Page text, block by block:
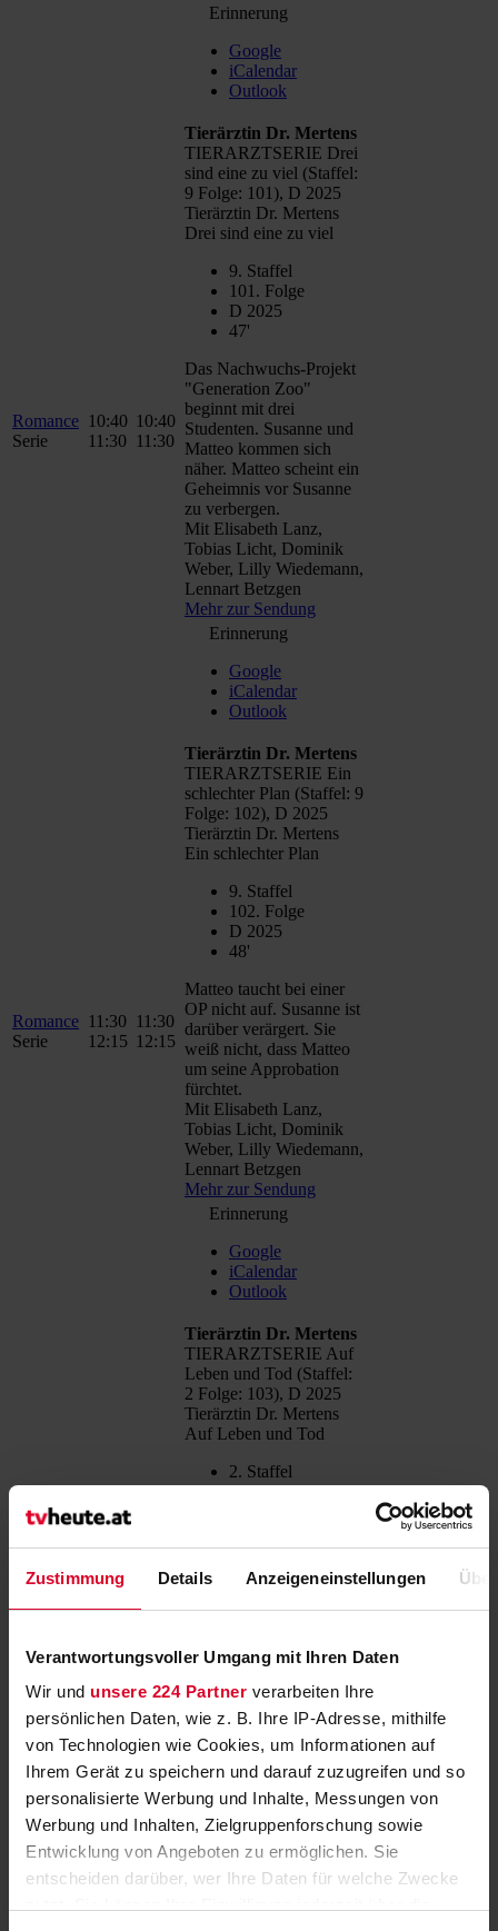
Zustimmung Details Anzeigeneinstellungen
Verantwortungsvoller Umgang mit Ihren Daten
Wir und unsere 224 Partner verarbeiten Ihre
persönlichen Daten, wie z. B. Ihre IP-Adresse, mithilfe
von Technologien wie Cookies, um Informationen auf
Ihrem Gerät zu speichern und darauf zuzugreifen und so
personalisierte Werbung und Inhalte, Messungen von
Werbung und Inhalten, Zielgruppenforschung sowie
Entwicklung von Angeboten zu ermöglichen. Sie
entscheiden darüber, wer Ihre Daten für welche Zwecke
Erinnerung
Google
iCalendar
Outlook
Romance
Serie
10:40
11:30
10:40
11:30
Tierärztin Dr. Mertens
TIERARZTSERIE Drei
sind eine zu viel (Staffel:
9 Folge: 101), D 2025
Tierärztin Dr. Mertens
Drei sind eine zu viel
9. Staffel
101. Folge
D 2025
47'
Das Nachwuchs-Projekt
"Generation Zoo"
beginnt mit drei
Studenten. Susanne und
Matteo kommen sich
näher. Matteo scheint ein
Geheimnis vor Susanne
zu verbergen.
Mit Elisabeth Lanz,
Tobias Licht, Dominik
Weber, Lilly Wiedemann,
Lennart Betzgen
Mehr zur Sendung
Erinnerung
Google
iCalendar
Outlook
Romance
Serie
11:30
12:15
11:30
12:15
Tierärztin Dr. Mertens
TIERARZTSERIE Ein
schlechter Plan (Staffel: 9
Folge: 102), D 2025
Tierärztin Dr. Mertens
Ein schlechter Plan
9. Staffel
102. Folge
D 2025
48'
Matteo taucht bei einer
OP nicht auf. Susanne ist
darüber verärgert. Sie
weiß nicht, dass Matteo
um seine Approbation
fürchtet.
Mit Elisabeth Lanz,
Tobias Licht, Dominik
Weber, Lilly Wiedemann,
Lennart Betzgen
Mehr zur Sendung
Erinnerung
Google
iCalendar
Outlook
Serie
12:15
13:05 13:05
Tierärztin Dr. Mertens
TIERARZTSERIE Auf
Leben und Tod (Staffel:
2 Folge: 103), D 2025
Tierärztin Dr. Mertens
Auf Leben und Tod
2. Staffel
103. Folge
Die OP von Mike ist gut
verlaufen. Doch die Zeit
davor hat Susanne sehr
steht Susanne bei.
Mit Elisabeth Lanz,
Tobias Licht, Dominik
Weber, Lilly Wiedemann,
Lennart Betzgen
Mehr zur Sendung
Erinnerung
iCalendar
Outlook
TIERARZTSERIE Die